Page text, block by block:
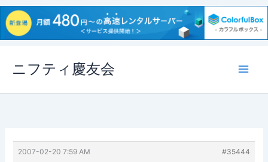
ス
ニフティ慶友会
2007-02-20 7:59 AM
#35444